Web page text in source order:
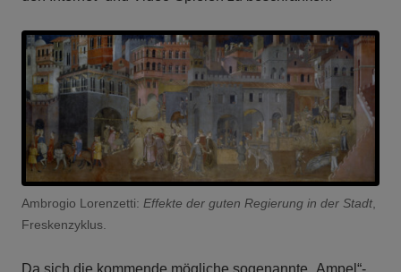
Ambrogio Lorenzetti: Effekte der guten Regierung in der Stadt,
Freskenzyklus.